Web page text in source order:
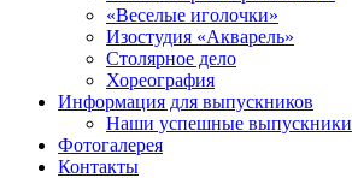
«Веселые иголочки»
Изостудия «Акварель»
Столярное дело
Хореография
Информация для выпускников
Наши успешные выпускники
Фотогалерея
Контакты